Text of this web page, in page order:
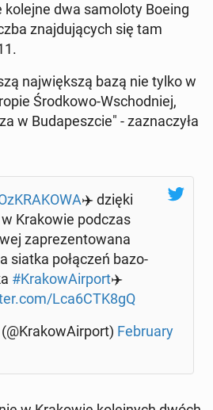
dwa sa­mo­lo­ty Boeing
znaj­du­ją­cych się tam
naj­więk­szą bazą nie tylko w
Środ­ko­wo-Wschod­niej,
w Bu­da­pesz­cie" - za­zna­czy­ła
✈️ dzięki
Kra­ko­wie podczas
za­pre­zen­to­wa­na
siatka po­łą­czeń ba­zo­
#Kra­ko­wA­ir­port✈️
Lca6CTK8gQ
Fe­bru­ary